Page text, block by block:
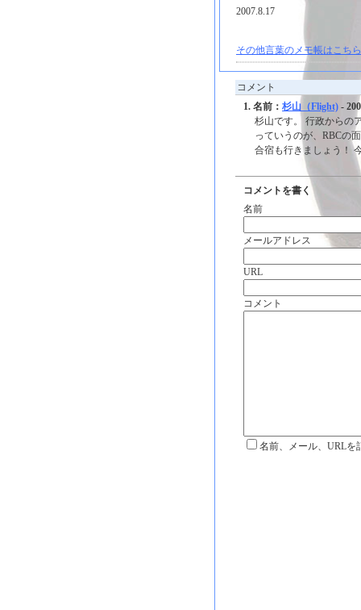
2007.8.17
その他言葉のメモ帳はこち
コメント
1. 名前： 杉山（Flight) -
杉山です。 行政からの
っていうのが、RBCの
合宿も行きましょう！
コメントを書く
名前
メールアドレス
URL
コメント
名前、メール、URLを